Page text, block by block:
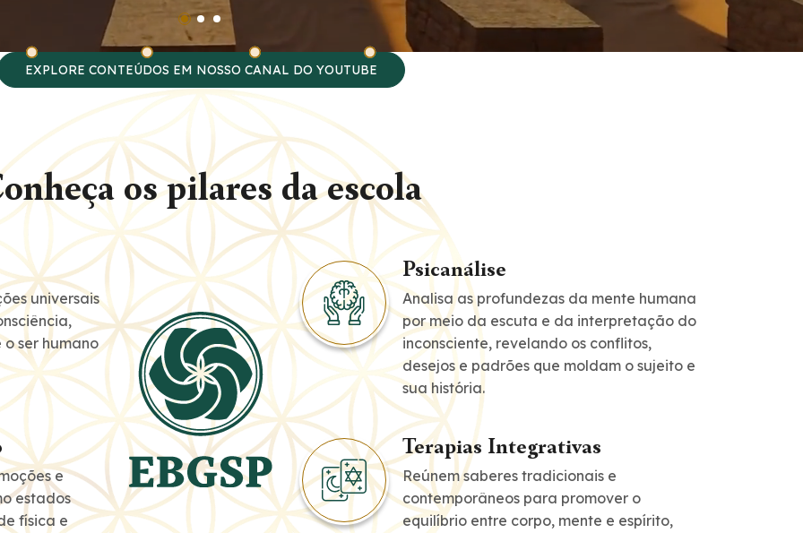
EXPLORE CONTEÚDOS EM NOSSO CANAL DO YOUTUBE
os pilares da escola
universais
ser humano
Psicanálise
Analisa as profundezas da mente humana
por meio da escuta e da interpretação do
inconsciente, revelando os conflitos,
desejos e padrões que moldam o sujeito e
sua história.
e
estados
física e
Terapias Integrativas
Reúnem saberes tradicionais e
contemporâneos para promover o
equilíbrio entre corpo, mente e espírito,